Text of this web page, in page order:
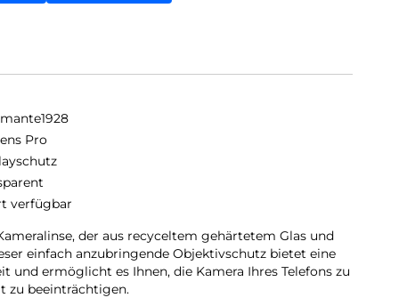
Pro
verfügbar
der aus recyceltem gehärtetem Glas und
einfach anzubringende Objektivschutz bietet eine
und ermöglicht es Ihnen, die Kamera Ihres Telefons zu
zu beeinträchtigen.